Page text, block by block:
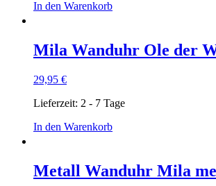
In den Warenkorb
Mila Wanduhr Ole der
29,95 €
Lieferzeit: 2 - 7 Tage
In den Warenkorb
Metall Wanduhr Mila